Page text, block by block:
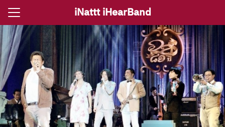
Skip
content
iNattt iHearBand
รีงานแต่ง
งานเลี้ยง
Search
for: